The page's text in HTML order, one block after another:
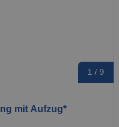
1 / 9
mit Aufzug*